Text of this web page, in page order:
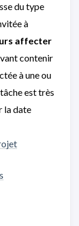
du type
à
affecter
contenir
à une ou
est très
la date